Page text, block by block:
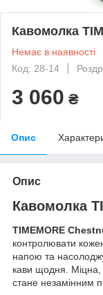
Кавомолка
Немає в наявності
Код: 28-14
3 060 ₴
Опис
Опис
Кавомолка
TIMEMORE
контролювати
напою та
кави щодня. Міцна,
стане незамінним